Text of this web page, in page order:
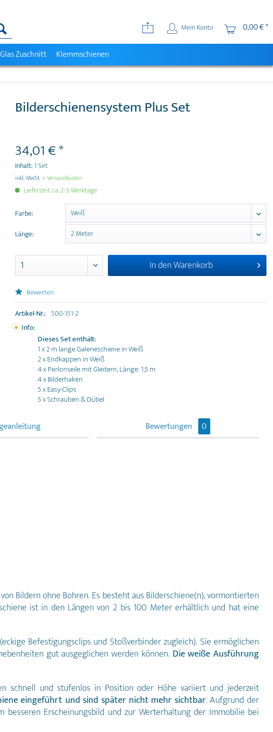
Mein Konto
0,00 € *
Zuschnitt Klemmschienen
Bilderschienensystem Plus Set
34,01 € *
Inhalt:1 Set
inkl. MwSt.+ Versandkosten
Lieferzeit ca. 2-3 Werktage
Farbe:
Länge:
In denWarenkorb
Bewerten
Artikel-Nr.: 500-151-2
Info:
Dieses Set enthält:
1 x 2 m lange Galerieschiene in Weiß
2 x Endkappen in Weiß
4 x Perlonseile mit Gleitern, Länge: 1,5 m
4 x Bilderhaken
5 x Easy-Clips
5 x Schrauben & Dübel
Bewertungen 0
Bildern ohne Bohren. Es besteht aus Bilderschiene(n), vormontierten
ist in den Längen von 2 bis 100 Meter erhältlich und hat eine
(eckige Befestigungsclips und Stoßverbinder zugleich). Sie ermöglichen
gut ausgeglichen werden können. Die weiße Ausführung
schnell und stufenlos in Position oder Höhe variiert und jederzeit
eingeführt und sind später nicht mehr sichtbar. Aufgrund der
Erscheinungsbild und zur Werterhaltung der Immobilie bei